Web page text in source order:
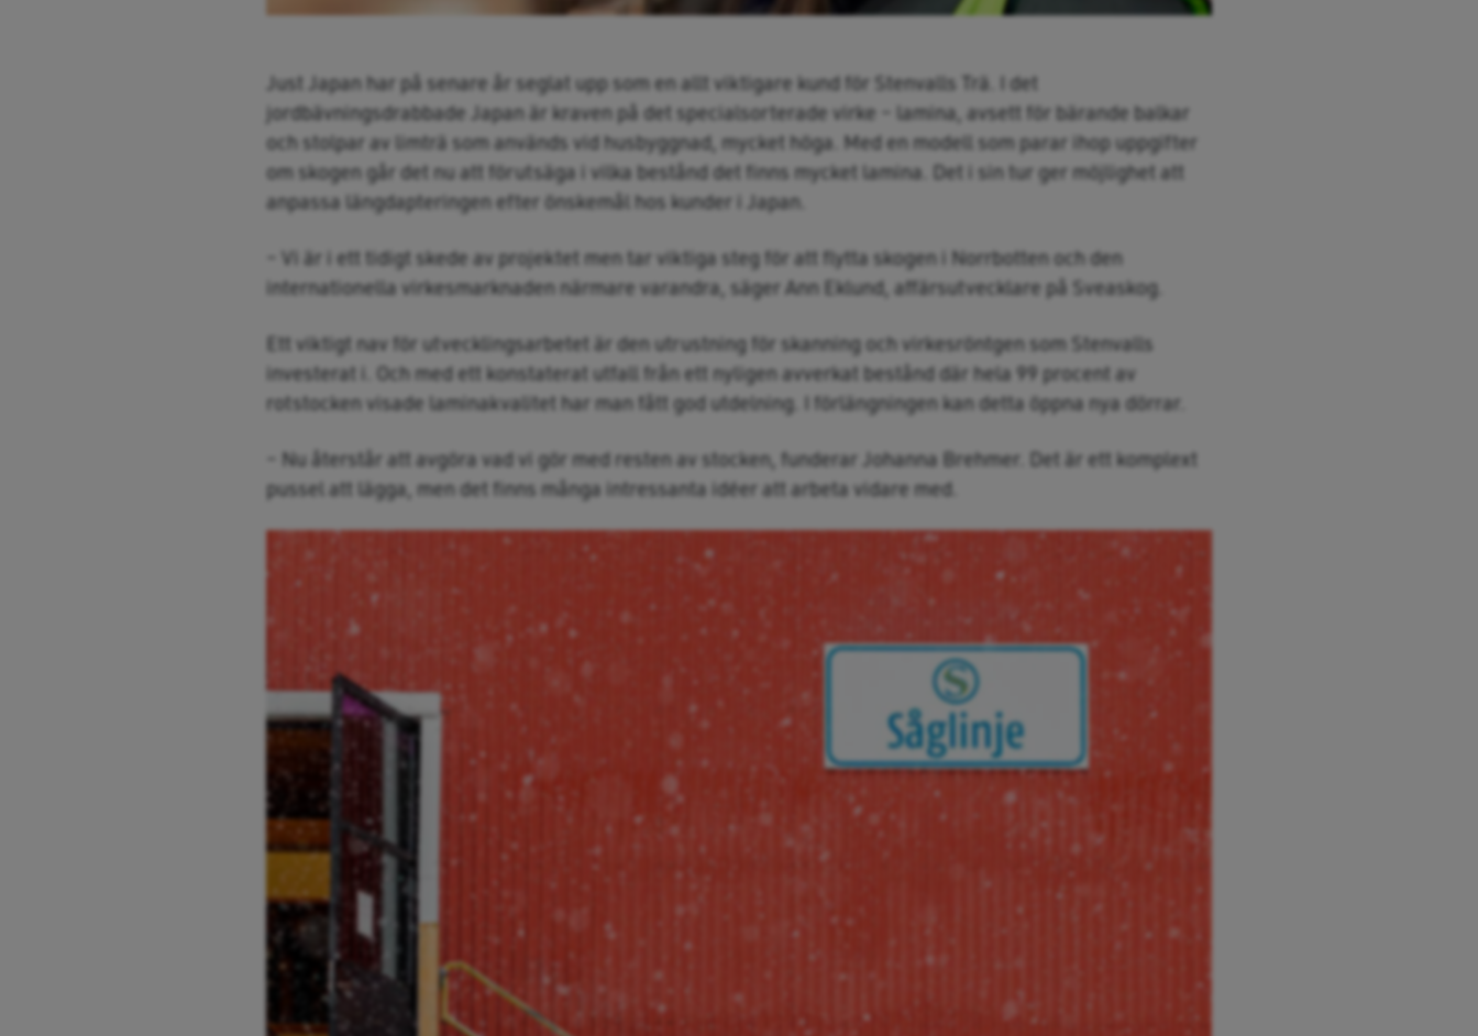
Just Japan har på senare år seglat upp som en allt viktigare kund för Stenvalls Trä. I det
jordbävningsdrabbade Japan är kraven på det specialsorterade virke – lamina, avsett för bärande balkar
och stolpar av limträ som används vid husbyggnad, mycket höga. Med en modell som parar ihop uppgifter
om skogen går det nu att förutsäga i vilka bestånd det finns mycket lamina. Det i sin tur ger möjlighet att
anpassa längdapteringen efter önskemål hos kunder i Japan.
– Vi är i ett tidigt skede av projektet men tar viktiga steg för att flytta skogen i Norrbotten och den
internationella virkesmarknaden närmare varandra, säger Ann Eklund, affärsutvecklare på Sveaskog.
Ett viktigt nav för utvecklingsarbetet är den utrustning för skanning och virkesröntgen som Stenvalls
investerat i. Och med ett konstaterat utfall från ett nyligen avverkat bestånd där hela 99 procent av
rotstocken visade laminakvalitet har man fått god utdelning. I förlängningen kan detta öppna nya dörrar.
– Nu återstår att avgöra vad vi gör med resten av stocken, funderar Johanna Brehmer. Det är ett komplext
pussel att lägga, men det finns många intressanta idéer att arbeta vidare med.